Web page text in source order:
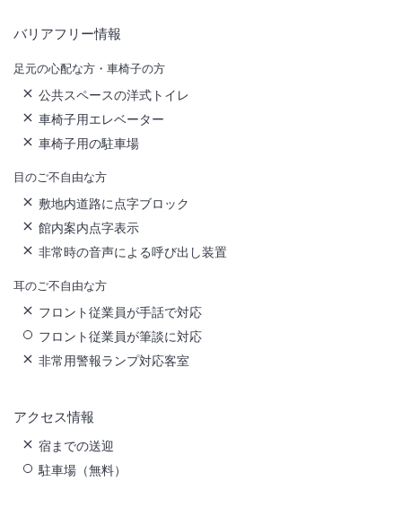
バリアフリー情報
足元の心配な方・車椅子の方
公共スペースの洋式トイレ
車椅子用エレベーター
車椅子用の駐車場
目のご不自由な方
敷地内道路に点字ブロック
館内案内点字表示
非常時の音声による呼び出し装置
耳のご不自由な方
フロント従業員が手話で対応
フロント従業員が筆談に対応
非常用警報ランプ対応客室
アクセス情報
宿までの送迎
駐車場（無料）